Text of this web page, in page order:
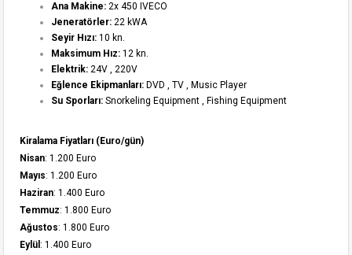
Ana Makine: 2x 450 IVECO
Jeneratörler: 22 kWA
Seyir Hızı: 10 kn.
Maksimum Hız: 12 kn.
Elektrik: 24V , 220V
Eğlence Ekipmanları: DVD , TV , Music Player
Su Sporları: Snorkeling Equipment , Fishing Equipment
Kiralama Fiyatları (Euro/gün)
Nisan: 1.200 Euro
Mayıs: 1.200 Euro
Haziran: 1.400 Euro
Temmuz: 1.800 Euro
Ağustos: 1.800 Euro
Eylül : 1.400 Euro